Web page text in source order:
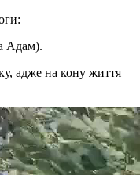
Адам).
адже на кону життя